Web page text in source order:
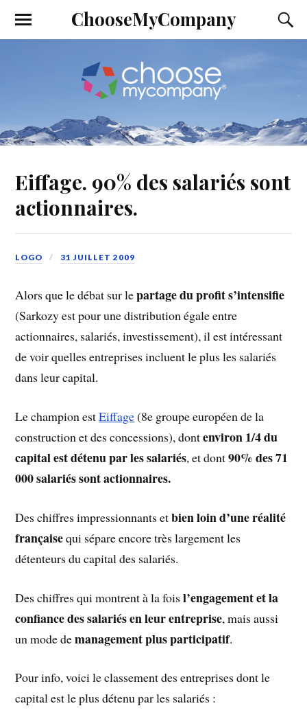
ChooseMyCompany
Eiffage. 90% des salariés sont
actionnaires.
LOGO 31 JUILLET 2009
Alors que le débat sur lepartage du profit s’intensifie
(Sarkozy est pour une distribution égale entre
actionnaires, salariés, investissement), il est intéressant
de voir quelles entreprises incluent le plus les salariés
dans leur capital.
Le champion estEiffage(8e groupe européen de la
construction et des concessions), dontenviron 1/4 du
capital est détenu par les salariés, et dont90% des 71
000 salariés sont actionnaires.
Des chiffres impressionnants etbien loin d’une réalité
françaisequi sépare encore très largement les
détenteurs du capital des salariés.
Des chiffres qui montrent à la foisl’engagement et la
confiance des salariés en leur entreprise, mais aussi
un mode demanagementplus participatif.
Pour info, voici le classement des entreprises dont le
capital est le plus détenu par les salariés :